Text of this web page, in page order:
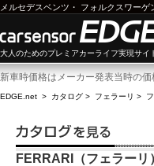
メルセデスベンツ ・ フォルクスワーゲ
大人のためのプレミアカーライフ実現サ
新車時価格はメーカー発表当時の価
EDGE.net > カタログ > フェラーリ >
FERRARI（フェラー